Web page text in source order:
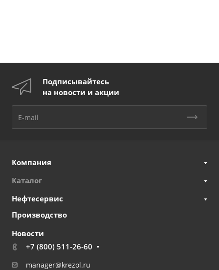
Подписывайтесь
на новости и акции
Компания
Каталог
Нефтесервис
Производство
Новости
+7 (800) 511-26-60
manager@krezol.ru